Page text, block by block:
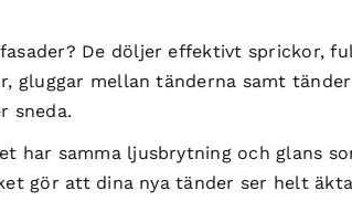
De döljer effektivt sprickor,
gluggar mellan tänderna samt
sneda.
har samma ljusbrytning och glans
gör att dina nya tänder ser helt